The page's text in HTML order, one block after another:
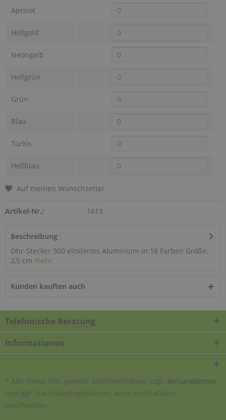
Apricot
Hellgold
Neongelb
Hellgrün
Grün
Blau
Türkis
Hellblau
Auf meinen Wunschzettel
Artikel-Nr.: 1613
Beschreibung
Ohr-Stecker 300 eloxiertes Aluminium in 18 Farben Größe:
2,5 cm mehr
Kunden kauften auch
Telefonische Beratung
Informationen
* Alle Preise inkl. gesetzl. Mehrwertsteuer zzgl.
Versandkosten
und ggf. Nachnahmegebühren, wenn nicht anders
beschrieben